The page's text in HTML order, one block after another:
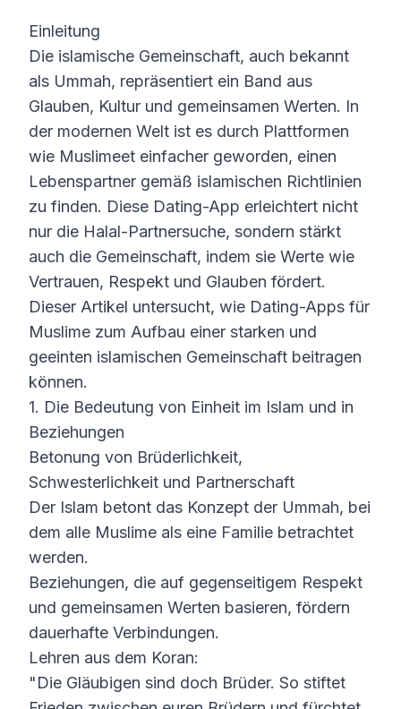
Einleitung
Die islamische Gemeinschaft, auch bekannt
als Ummah, repräsentiert ein Band aus
Glauben, Kultur und gemeinsamen Werten. In
der modernen Welt ist es durch Plattformen
wie Muslimeet einfacher geworden, einen
Lebenspartner gemäß islamischen Richtlinien
zu finden. Diese Dating-App erleichtert nicht
nur die Halal-Partnersuche, sondern stärkt
auch die Gemeinschaft, indem sie Werte wie
Vertrauen, Respekt und Glauben fördert.
Dieser Artikel untersucht, wie Dating-Apps für
Muslime zum Aufbau einer starken und
geeinten islamischen Gemeinschaft beitragen
können.
1. Die Bedeutung von Einheit im Islam und in
Beziehungen
Betonung von Brüderlichkeit,
Schwesterlichkeit und Partnerschaft
Der Islam betont das Konzept der Ummah, bei
dem alle Muslime als eine Familie betrachtet
werden.
Beziehungen, die auf gegenseitigem Respekt
und gemeinsamen Werten basieren, fördern
dauerhafte Verbindungen.
Lehren aus dem Koran:
"Die Gläubigen sind doch Brüder. So stiftet